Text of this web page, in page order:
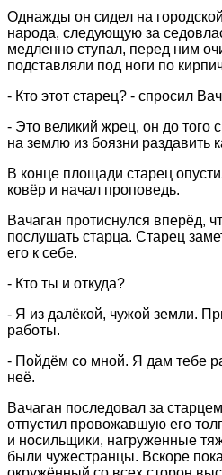
Однажды он сидел на
народа, следующую за
медленно ступал, перед ним
подставляли под ноги по
- Кто этот старец? - спросил
- Это великий жрец, он до того
на землю из боязни раздавить
В конце площади старец
ковёр и начал проповедь.
Вачаган протиснулся вперёд,
послушать старца. Старец
его к себе.
- Кто ты и откуда?
- Я из далёкой, чужой земли.
работы.
- Пойдём со мной. Я дам тебе
неё.
Вачаган последовал за
отпустил провожавшую его
и носильщики, нагруженные
были чужестранцы. Вскоре